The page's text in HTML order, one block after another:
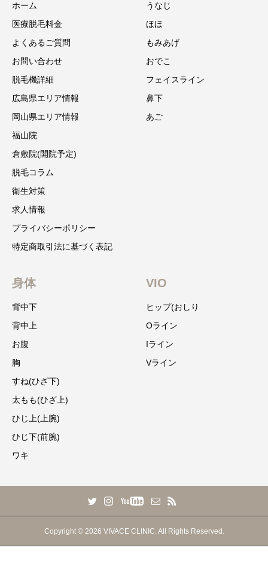
ホーム
医療脱毛料金
よくあるご質問
お問い合わせ
脱毛機詳細
広島県エリア情報
岡山県エリア情報
福山院
倉敷院(開院予定)
脱毛コラム
衛生対策
求人情報
プライバシーポリシー
特定商取引法に基づく表記
うなじ
ほほ
もみあげ
おでこ
フェイスライン
鼻下
あご
身体
背中下
背中上
お腹
胸
すね(ひざ下)
太もも(ひざ上)
ひじ上(上腕)
ひじ下(前腕)
ワキ
VIO
ヒップ(おしり
Oライン
Iライン
Vライン
Copyright © 2026 VIVACE CLINIC. All Rights Reserved.